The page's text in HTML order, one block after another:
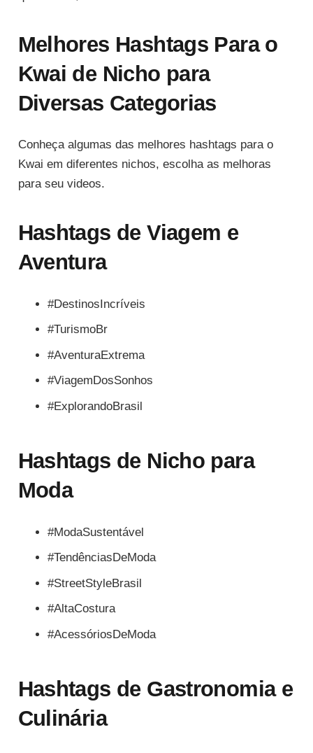
Melhores Hashtags Para o
Kwai de Nicho para
Diversas Categorias
Conheça algumas das melhores hashtags para o
Kwai em diferentes nichos, escolha as melhoras
para seu videos.
Hashtags de Viagem e
Aventura
#DestinosIncríveis
#TurismoBr
#AventuraExtrema
#ViagemDosSonhos
#ExplorandoBrasil
Hashtags de Nicho para
Moda
#ModaSustentável
#TendênciasDeModa
#StreetStyleBrasil
#AltaCostura
#AcessóriosDeModa
Hashtags de Gastronomia e
Culinária